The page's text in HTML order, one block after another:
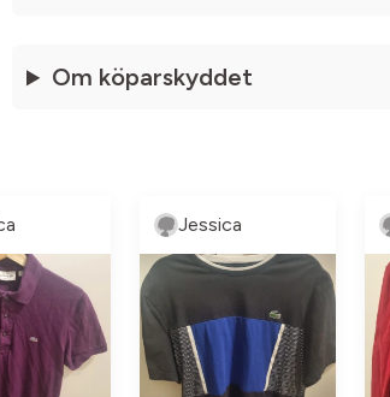
Om köparskyddet
Jessica